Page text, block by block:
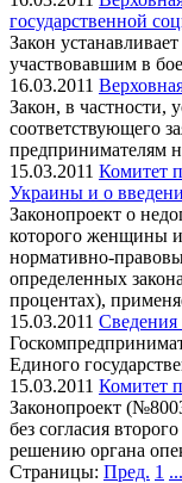
государственной
Закон
участвовавшим в
16.03.2011
Закон, в частности,
соответствующего
предпринимателям
15.03.2011 Комитет
Украины и о
Законопроект о
которого женщины
нормативно-
определенных
процентах),
15.03.2011 Сведения
Единого
15.03.2011 Комитет
Законопроект
без согласия
решению органа
Страницы: Пред. 1 ...